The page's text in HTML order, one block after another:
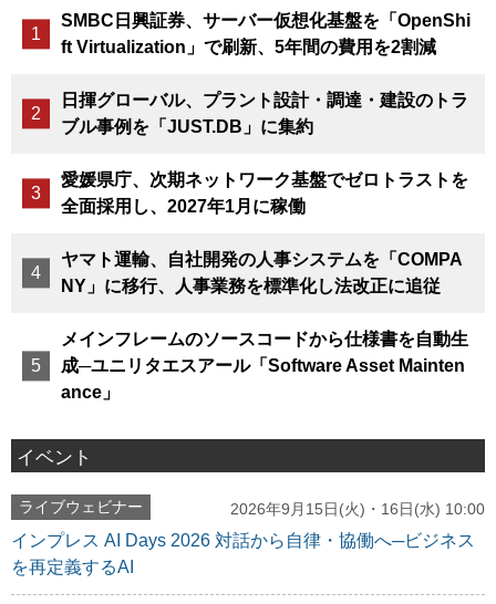
SMBC日興証券、サーバー仮想化基盤を「OpenShi
ft Virtualization」で刷新、5年間の費用を2割減
日揮グローバル、プラント設計・調達・建設のトラ
ブル事例を「JUST.DB」に集約
愛媛県庁、次期ネットワーク基盤でゼロトラストを
全面採用し、2027年1月に稼働
ヤマト運輸、自社開発の人事システムを「COMPA
NY」に移行、人事業務を標準化し法改正に追従
メインフレームのソースコードから仕様書を自動生
成─ユニリタエスアール「Software Asset Mainten
ance」
イベント
ライブウェビナー 2026年9月15日(火)・16日(水) 10:00
インプレス AI Days 2026 対話から自律・協働へ─ビジネス
を再定義するAI